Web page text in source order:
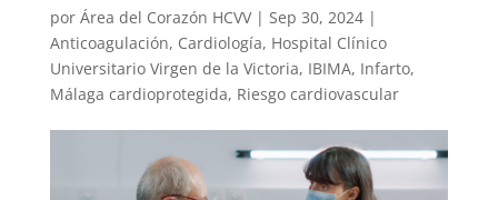
por Área del Corazón HCVV| Sep 30, 2024|
Anticoagulación, Cardiología, Hospital Clínico
Universitario Virgen de la Victoria, IBIMA, Infarto,
Málaga cardioprotegida, Riesgo cardiovascular